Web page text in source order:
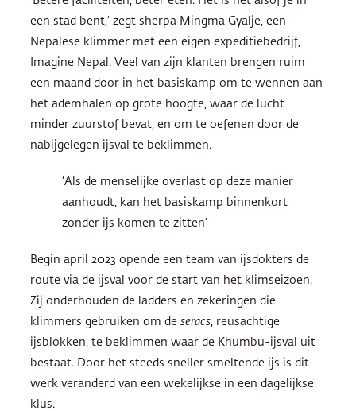
een stad bent,’ zegt sherpa Mingma Gyalje, een
Nepalese klimmer met een eigen expeditiebedrijf,
Imagine Nepal. Veel van zijn klanten brengen ruim
een maand door in het basiskamp om te wennen aan
het ademhalen op grote hoogte, waar de lucht
minder zuurstof bevat, en om te oefenen door de
nabijgelegen ijsval te beklimmen.
‘Als de menselijke overlast op deze manier
aanhoudt, kan het basiskamp binnenkort
zonder ijs komen te zitten’
Begin april 2023 opende een team van ijsdokters de
route via de ijsval voor de start van het klimseizoen.
Zij onderhouden de ladders en zekeringen die
klimmers gebruiken om de seracs , reusachtige
ijsblokken, te beklimmen waar de Khumbu-ijsval uit
bestaat. Door het steeds sneller smeltende ijs is dit
werk veranderd van een wekelijkse in een dagelijkse
klus.